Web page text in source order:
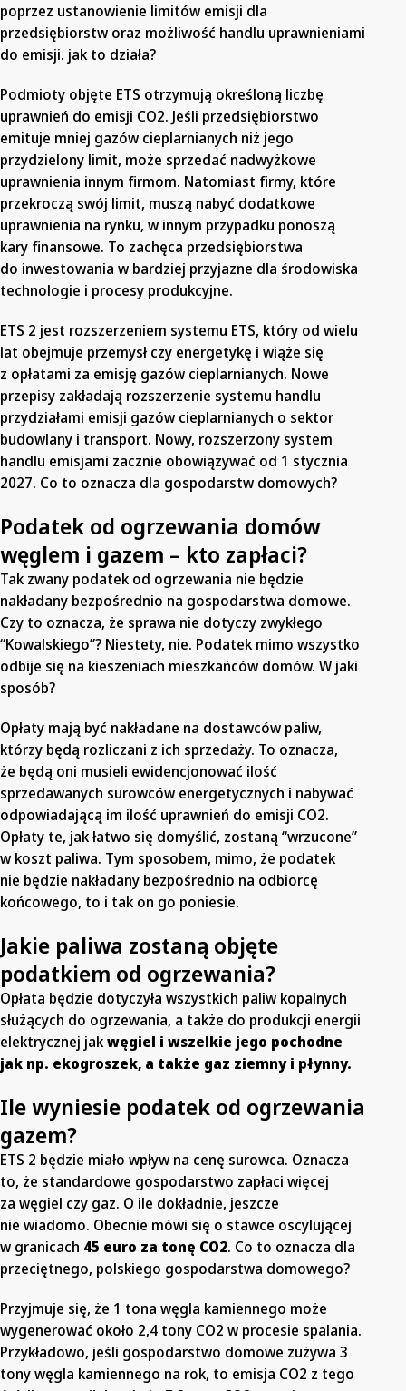
poprzez ustanowienie limitów emisji dla
przedsiębiorstw oraz możliwość handlu uprawnieniami
do emisji. jak to działa?
Podmioty objęte ETS otrzymują określoną liczbę
uprawnień do emisji CO2. Jeśli przedsiębiorstwo
emituje mniej gazów cieplarnianych niż jego
przydzielony limit, może sprzedać nadwyżkowe
uprawnienia innym firmom. Natomiast firmy, które
przekroczą swój limit, muszą nabyć dodatkowe
uprawnienia na rynku, w innym przypadku ponoszą
kary finansowe. To zachęca przedsiębiorstwa
do inwestowania w bardziej przyjazne dla środowiska
technologie i procesy produkcyjne.
ETS 2 jest rozszerzeniem systemu ETS, który od wielu
lat obejmuje przemysł czy energetykę i wiąże się
z opłatami za emisję gazów cieplarnianych. Nowe
przepisy zakładają rozszerzenie systemu handlu
przydziałami emisji gazów cieplarnianych o sektor
budowlany i transport. Nowy, rozszerzony system
handlu emisjami zacznie obowiązywać od 1 stycznia
2027. Co to oznacza dla gospodarstw domowych?
Podatek od ogrzewania domów
węglem i gazem – kto zapłaci?
Tak zwany podatek od ogrzewania nie będzie
nakładany bezpośrednio na gospodarstwa domowe.
Czy to oznacza, że sprawa nie dotyczy zwykłego
“Kowalskiego”? Niestety, nie. Podatek mimo wszystko
odbije się na kieszeniach mieszkańców domów. W jaki
sposób?
Opłaty mają być nakładane na dostawców paliw,
którzy będą rozliczani z ich sprzedaży. To oznacza,
że będą oni musieli ewidencjonować ilość
sprzedawanych surowców energetycznych i nabywać
odpowiadającą im ilość uprawnień do emisji CO2.
Opłaty te, jak łatwo się domyślić, zostaną “wrzucone”
w koszt paliwa. Tym sposobem, mimo, że podatek
nie będzie nakładany bezpośrednio na odbiorcę
końcowego, to i tak on go poniesie.
Jakie paliwa zostaną objęte
podatkiem od ogrzewania?
Opłata będzie dotyczyła wszystkich paliw kopalnych
służących do ogrzewania, a także do produkcji energii
elektrycznej jakwęgiel i wszelkie jego pochodne
jak np. ekogroszek, a także gaz ziemny i płynny.
Ile wyniesie podatek od ogrzewania
gazem?
ETS 2 będzie miało wpływ na cenę surowca. Oznacza
to, że standardowe gospodarstwo zapłaci więcej
za węgiel czy gaz. O ile dokładnie, jeszcze
nie wiadomo. Obecnie mówi się o stawce oscylującej
w granicach 45 euro za tonę CO2. Co to oznacza dla
przeciętnego, polskiego gospodarstwa domowego?
Przyjmuje się, że 1 tona węgla kamiennego może
wygenerować około 2,4 tony CO2 w procesie spalania.
Przykładowo, jeśli gospodarstwo domowe zużywa 3
tony węgla kamiennego na rok, to emisja CO2 z tego